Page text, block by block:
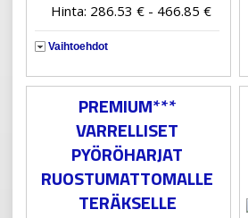
Hinta: 286.53 € - 466.85 €
Vaihtoehdot
PREMIUM***
VARRELLISET
PYÖRÖHARJAT
RUOSTUMATTOMALLE
TERÄKSELLE